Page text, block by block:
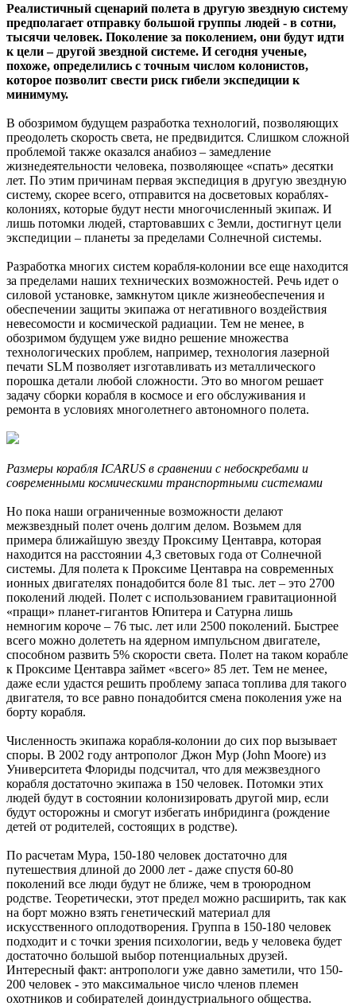
Реалистичный сценарий полета в другую звездную систему
предполагает отправку большой группы людей - в сотни,
тысячи человек. Поколение за поколением, они будут идти
к цели – другой звездной системе. И сегодня ученые,
похоже, определились с точным числом колонистов,
которое позволит свести риск гибели экспедиции к
минимуму.
В обозримом будущем разработка технологий, позволяющих
преодолеть скорость света, не предвидится. Слишком сложной
проблемой также оказался анабиоз – замедление
жизнедеятельности человека, позволяющее «спать» десятки
лет. По этим причинам первая экспедиция в другую звездную
систему, скорее всего, отправится на досветовых кораблях-
колониях, которые будут нести многочисленный экипаж. И
лишь потомки людей, стартовавших с Земли, достигнут цели
экспедиции – планеты за пределами Солнечной системы.
Разработка многих систем корабля-колонии все еще находится
за пределами наших технических возможностей. Речь идет о
силовой установке, замкнутом цикле жизнеобеспечения и
обеспечении защиты экипажа от негативного воздействия
невесомости и космической радиации. Тем не менее, в
обозримом будущем уже видно решение множества
технологических проблем, например, технология лазерной
печати SLM позволяет изготавливать из металлического
порошка детали любой сложности. Это во многом решает
задачу сборки корабля в космосе и его обслуживания и
ремонта в условиях многолетнего автономного полета.
Размеры корабля ICARUS в сравнении с небоскребами и
современными космическими транспортными системами
Но пока наши ограниченные возможности делают
межзвездный полет очень долгим делом. Возьмем для
примера ближайшую звезду Проксиму Центавра, которая
находится на расстоянии 4,3 световых года от Солнечной
системы. Для полета к Проксиме Центавра на современных
ионных двигателях понадобится боле 81 тыс. лет – это 2700
поколений людей. Полет с использованием гравитационной
«пращи» планет-гигантов Юпитера и Сатурна лишь
немногим короче – 76 тыс. лет или 2500 поколений. Быстрее
всего можно долететь на ядерном импульсном двигателе,
способном развить 5% скорости света. Полет на таком корабле
к Проксиме Центавра займет «всего» 85 лет. Тем не менее,
даже если удастся решить проблему запаса топлива для такого
двигателя, то все равно понадобится смена поколения уже на
борту корабля.
Численность экипажа корабля-колонии до сих пор вызывает
споры. В 2002 году антрополог Джон Мур (John Moore) из
Университета Флориды подсчитал, что для межзвездного
корабля достаточно экипажа в 150 человек. Потомки этих
людей будут в состоянии колонизировать другой мир, если
будут осторожны и смогут избегать инбридинга (рождение
детей от родителей, состоящих в родстве).
По расчетам Мура, 150-180 человек достаточно для
путешествия длиной до 2000 лет - даже спустя 60-80
поколений все люди будут не ближе, чем в троюродном
родстве. Теоретически, этот предел можно расширить, так как
на борт можно взять генетический материал для
искусственного оплодотворения. Группа в 150-180 человек
подходит и с точки зрения психологии, ведь у человека будет
достаточно большой выбор потенциальных друзей.
Интересный факт: антропологи уже давно заметили, что 150-
200 человек - это максимальное число членов племен
охотников и собирателей доиндустриального общества.